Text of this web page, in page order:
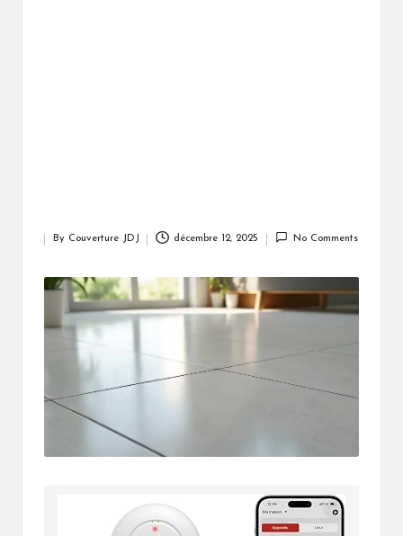
By Couverture JDJ décembre 12, 2025 No Comments